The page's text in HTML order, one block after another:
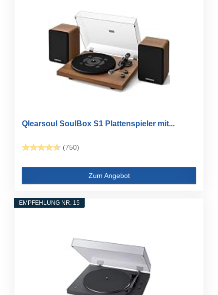
Qlearsoul SoulBox S1 Plattenspieler mit...
(750)
Zum Angebot
EMPFEHLUNG NR. 15